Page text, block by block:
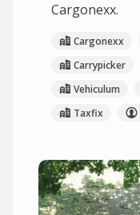
Cargonexx.
Cargonexx
Carrypicker
Vehiculum
Taxfix